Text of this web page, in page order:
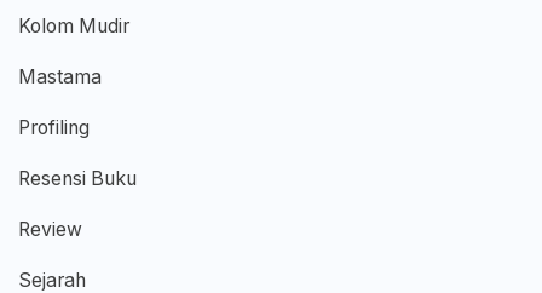
Kolom Mudir
Mastama
Profiling
Resensi Buku
Review
Sejarah